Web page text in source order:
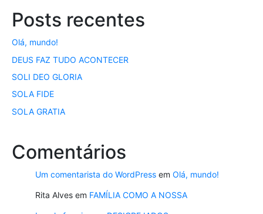
Posts recentes
Olá, mundo!
DEUS FAZ TUDO ACONTECER
SOLI DEO GLORIA
SOLA FIDE
SOLA GRATIA
Comentários
Um comentarista do WordPress em Olá, mundo!
Rita Alves em FAMÍLIA COMO A NOSSA